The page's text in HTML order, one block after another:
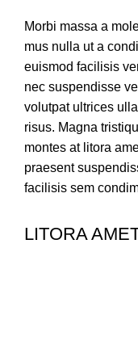
Morbi massa a
mus nulla ut a
euismod facilisis
nec suspendisse
volutpat ultrices
risus. Magna
montes at litora
praesent
facilisis sem
LITORA